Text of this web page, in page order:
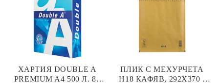
ХАРТИЯ DOUBLE A
PREMIUM A4 500 Л. 80
ПЛИК С МЕХУРЧЕТА
H18 КАФЯВ, 292X370 /